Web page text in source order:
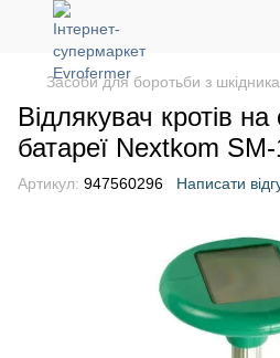
Засоби для боротьби з
Відлякувач кротів на
батареї Nextkom
Артикул: 947560296 Написати